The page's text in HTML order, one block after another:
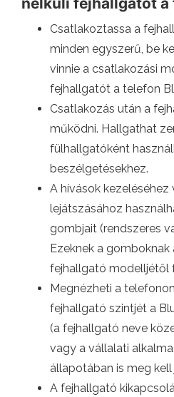
Csatlakoztassa a
minden egyszerű, be
vinnie a csatlakozási
fejhallgatót a telefon
Csatlakozás után a
működni. Hallgathat
fülhallgatóként
beszélgetésekhez.
A hívások
lejátszásához
gombjait (rendszeres
Ezeknek a
fejhallgató modelljétől
Megnézheti a
fejhallgató szintjét a
(a fejhallgató neve
vagy a vállalati
állapotában is meg kell
A fejhallgató